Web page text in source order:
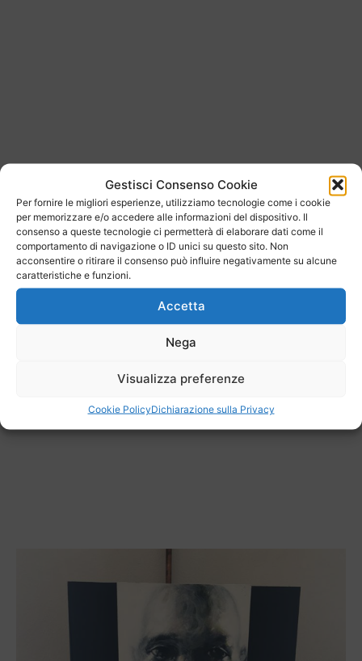
Gestisci Consenso Cookie
Per fornire le migliori esperienze, utilizziamo tecnologie come i cookie
per memorizzare e/o accedere alle informazioni del dispositivo. Il
consenso a queste tecnologie ci permetterà di elaborare dati come il
comportamento di navigazione o ID unici su questo sito. Non
acconsentire o ritirare il consenso può influire negativamente su alcune
caratteristiche e funzioni.
Accetta
Nega
Visualizza preferenze
Cookie PolicyDichiarazione sulla Privacy